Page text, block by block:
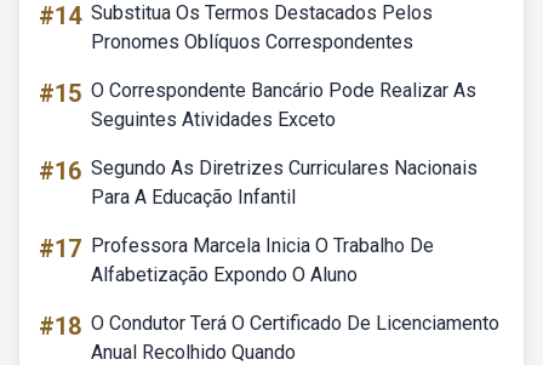
#14 Substitua Os Termos Destacados Pelos
Pronomes Oblíquos Correspondentes
#15 O Correspondente Bancário Pode Realizar As
Seguintes Atividades Exceto
#16 Segundo As Diretrizes Curriculares Nacionais
Para A Educação Infantil
#17 Professora Marcela Inicia O Trabalho De
Alfabetização Expondo O Aluno
#18 O Condutor Terá O Certificado De Licenciamento
Anual Recolhido Quando